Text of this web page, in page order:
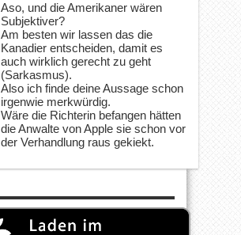
Aso, und die Amerikaner wären
Subjektiver?
Am besten wir lassen das die
Kanadier entscheiden, damit es
auch wirklich gerecht zu geht
(Sarkasmus).
Also ich finde deine Aussage schon
irgenwie merkwürdig.
Wäre die Richterin befangen hätten
die Anwalte von Apple sie schon vor
der Verhandlung raus gekiekt.